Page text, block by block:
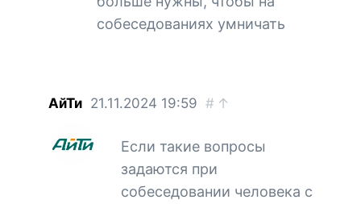
собеседованиях умничать
АйТи 21.11.2024 19:59 # ↑
Если такие вопросы
задаются при
собеседовании человека с